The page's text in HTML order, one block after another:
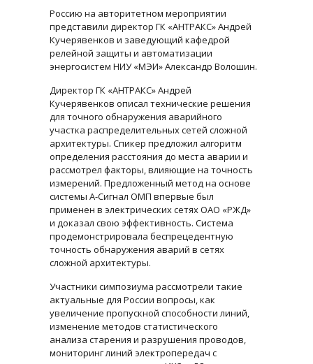
Россию на авторитетном мероприятии
представили директор ГК «АНТРАКС» Андрей
Кучерявенков и заведующий кафедрой
релейной защиты и автоматизации
энергосистем НИУ «МЭИ» Александр Волошин.
Директор ГК «АНТРАКС» Андрей
Кучерявенков описал технические решения
для точного обнаружения аварийного
участка распределительных сетей сложной
архитектуры. Спикер предложил алгоритм
определения расстояния до места аварии и
рассмотрел факторы, влияющие на точность
измерений. Предложенный метод на основе
системы А-Сигнал ОМП впервые был
применен в электрических сетях ОАО «РЖД»
и доказал свою эффективность. Система
продемонстрировала беспрецедентную
точность обнаружения аварий в сетях
сложной архитектуры.
Участники симпозиума рассмотрели такие
актуальные для России вопросы, как
увеличение пропускной способности линий,
изменение методов статистического
анализа старения и разрушения проводов,
мониторинг линий электропередач с